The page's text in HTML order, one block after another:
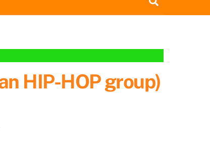
HIP-HOP group)